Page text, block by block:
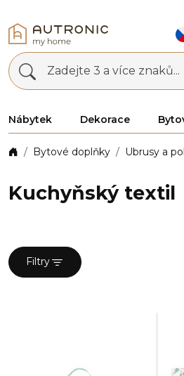
Zadejte 3 a více znaků...
Nábytek Dekorace
Bytové doplňky Ubrusy a
Kuchyňský textil
Filtry